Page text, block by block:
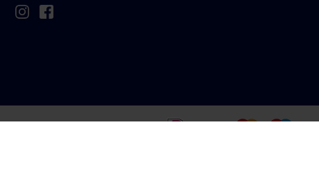
Betaal eenvoudig en veilig met